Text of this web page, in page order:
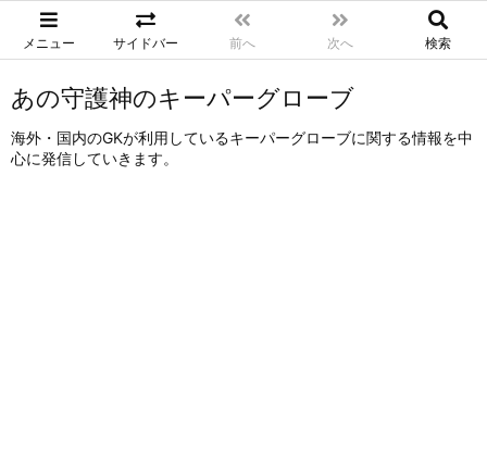
メニュー サイドバー 前へ 次へ 検索
あの守護神のキーパーグローブ
海外・国内のGKが利用しているキーパーグローブに関する情報を中
心に発信していきます。